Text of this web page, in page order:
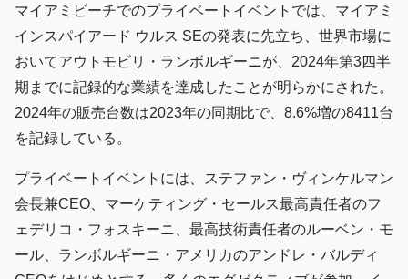
マイアミビーチでのプライベートイベントでは、マイアミ
インスパイアード ウルス SEの発表に先立ち、世界市場に
おいてアウトモビリ・ランボルギーニが、2024年第3四半
期までに記録的な業績を達成したことが明らかにされた。
2024年の販売台数は2023年の同期比で、8.6%増の8411台
を記録している。
プライベートイベントには、ステファン・ヴィンケルマン
会長兼CEO、マーケティング・セールス最高責任者のフ
ェデリコ・フォスキーニ、最高技術責任者のルーベン・モ
ール、ランボルギーニ・アメリカのアンドレ・バルディ